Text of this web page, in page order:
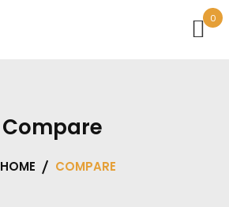
0
Compare
HOME COMPARE